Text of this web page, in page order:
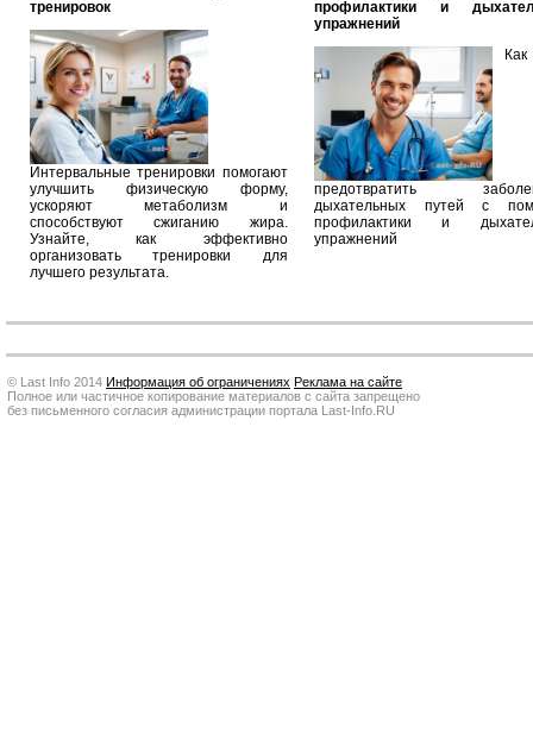
тренировок
Интервальные тренировки помогают
улучшить физическую форму,
ускоряют метаболизм и
способствуют сжиганию жира.
Узнайте, как эффективно
организовать тренировки для
лучшего результата.
профилактики и
упражнений
Как
предотвратить
дыхательных путей с
профилактики и
упражнений
© Last Info 2014 Информация об ограничениях Реклама на сайте
Полное или частичное копирование материалов с сайта запрещено
без письменного согласия администрации портала Last-Info.RU